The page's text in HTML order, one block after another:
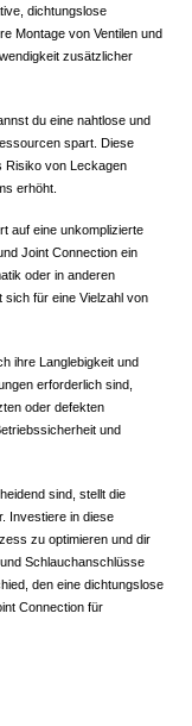
dichtungslose
Montage von Ventilen und
zusätzlicher
du eine nahtlose und
spart. Diese
Risiko von Leckagen
erhöht.
auf eine unkomplizierte
Joint Connection ein
oder in anderen
sich für eine Vielzahl von
ihre Langlebigkeit und
erforderlich sind,
oder defekten
und
sind, stellt die
Investiere in diese
zu optimieren und dir
Schlauchanschlüsse
den eine dichtungslose
Connection für